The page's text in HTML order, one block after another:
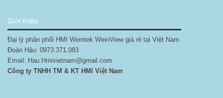
Giới thiệu
Đại lý phân phối HMI Weintek WeinView giá rẻ tại Việt Nam.
Đoàn Hậu: 0973.371.083
Email: Hau.Hmivietnam@gmail.com
Công ty TNHH TM & KT HMI Việt Nam